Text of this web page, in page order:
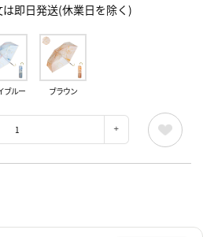
即日発送(休業日を除く)
ブルー ブラウン